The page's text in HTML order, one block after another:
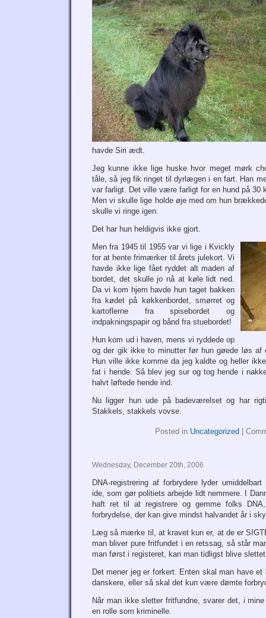
havde Siri ædt.
Jeg kunne ikke lige huske hvor meget mørk
tåle, så jeg fik ringet til dyrlægen i en fart. Han
var farligt. Det ville være farligt for en hund på 30
Men vi skulle lige holde øje med om hun
skulle vi ringe igen.
Det har hun heldigvis ikke gjort.
Men fra 1945 til 1955 var vi lige i Kvickly
for at hente frimærker til årets julekort. Vi
havde ikke lige fået ryddet alt maden af
bordet, det skulle jo nå at køle lidt ned.
Da vi kom hjem havde hun taget bakken
fra kødet på køkkenbordet, smørret og
kartoflerne fra spisebordet og
indpakningspapir og bånd fra stuebordet!
Hun kom ud i haven, mens vi ryddede op
og der gik ikke to minutter før hun gøede løs af
Hun ville ikke komme da jeg kaldte og heller
fat i hende. Så blev jeg sur og tog hende i
halvt løftede hende ind.
Nu ligger hun ude på badeværelset og har
Stakkels, stakkels vovse.
Posted in Uncategorized
Wednesday, December 20th, 2006
DNA-registrering af forbrydere lyder
ide, som gør politiets arbejde lidt nemmere. I
haft ret til at registrere og gemme folks
forbrydelse, der kan give mindst halvandet år i
Læg så mærke til, at kravet kun er, at de er
man bliver pure fritfundet i en retssag, så står
man først i registeret, kan man tidligst blive
Det mener jeg er forkert. Enten skal man have
danskere, eller så skal det kun være dømte
Når man ikke sletter fritfundne, svarer det, i
en rolle som kriminelle.